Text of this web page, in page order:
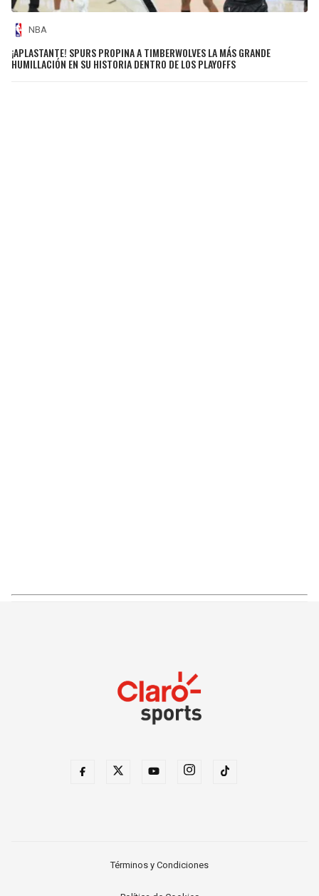
NBA
¡APLASTANTE! SPURS PROPINA A TIMBERWOLVES LA MÁS GRANDE
HUMILLACIÓN EN SU HISTORIA DENTRO DE LOS PLAYOFFS
Términos y Condiciones